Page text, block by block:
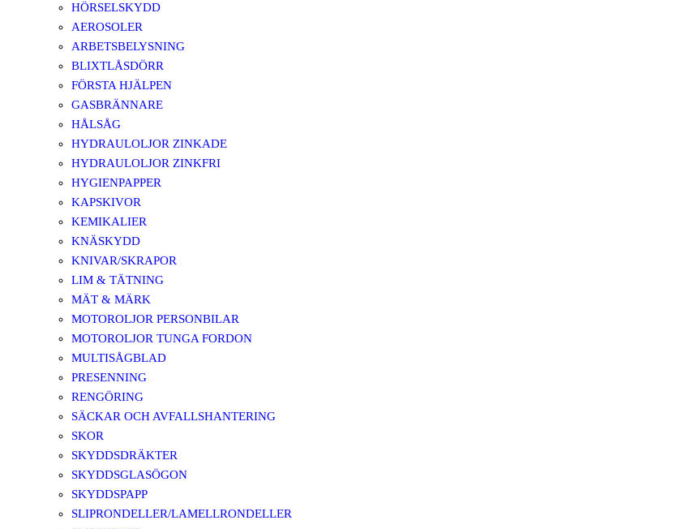
HÖRSELSKYDD
AEROSOLER
ARBETSBELYSNING
BLIXTLÅSDÖRR
FÖRSTA HJÄLPEN
GASBRÄNNARE
HÅLSÅG
HYDRAULOLJOR ZINKADE
HYDRAULOLJOR ZINKFRI
HYGIENPAPPER
KAPSKIVOR
KEMIKALIER
KNÄSKYDD
KNIVAR/SKRAPOR
LIM & TÄTNING
MÄT & MÄRK
MOTOROLJOR PERSONBILAR
MOTOROLJOR TUNGA FORDON
MULTISÅGBLAD
PRESENNING
RENGÖRING
SÄCKAR OCH AVFALLSHANTERING
SKOR
SKYDDSDRÄKTER
SKYDDSGLASÖGON
SKYDDSPAPP
SLIPRONDELLER/LAMELLRONDELLER